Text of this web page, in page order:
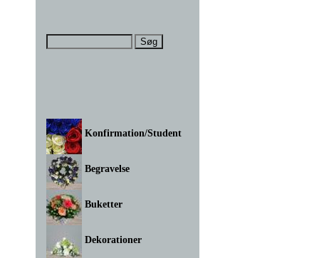
Konfirmation/Student
Begravelse
Buketter
Dekorationer